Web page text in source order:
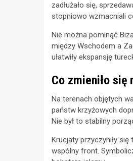
zadłużało się,
stopniowo wzmacniali
Nie można pominąć
między Wschodem a
ułatwiły ekspansję
Co zmieniło się
Na terenach objętych
państw krzyżowych
Nie był to stabilny
Krucjaty przyczyniły się
wspólny front.